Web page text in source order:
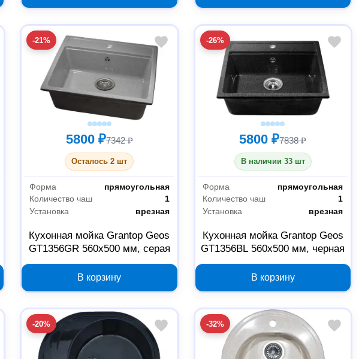
-21%
5800 ₽7342 ₽
Осталось 2 шт
Форма
прямоугольная
Количество чаш
1
Установка
врезная
Кухонная мойка Grantop Geos
GT1356GR 560х500 мм, серая
В корзину
-26%
5800 ₽7838 ₽
В наличии 33 шт
Форма
прямоугольная
Количество чаш
1
Установка
врезная
Кухонная мойка Grantop Geos
GT1356BL 560х500 мм, черная
В корзину
-20% -32%